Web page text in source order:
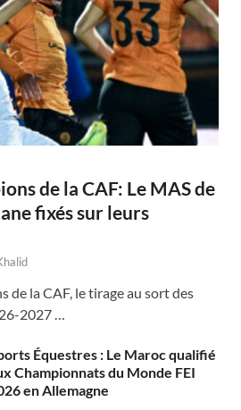
de la CAF: Le MAS de
fixés sur leurs
de la CAF, le tirage au sort des
2027 …
Équestres : Le Maroc qualifié
Championnats du Monde FEI
en Allemagne